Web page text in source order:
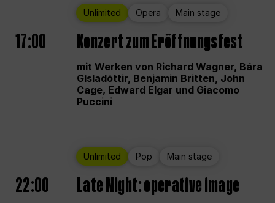
Unlimited Opera Main stage
17:00 Konzert zum Eröffnungsfest
mit Werken von Richard Wagner, Bára
Gísladóttir, Benjamin Britten, John
Cage, Edward Elgar und Giacomo
Puccini
Unlimited Pop Main stage
22:00 Late Night: operative image